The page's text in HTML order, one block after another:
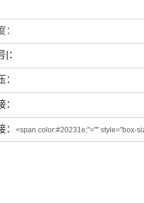
：
|：
：
：
： <span color:#20231e;"="" style="box-